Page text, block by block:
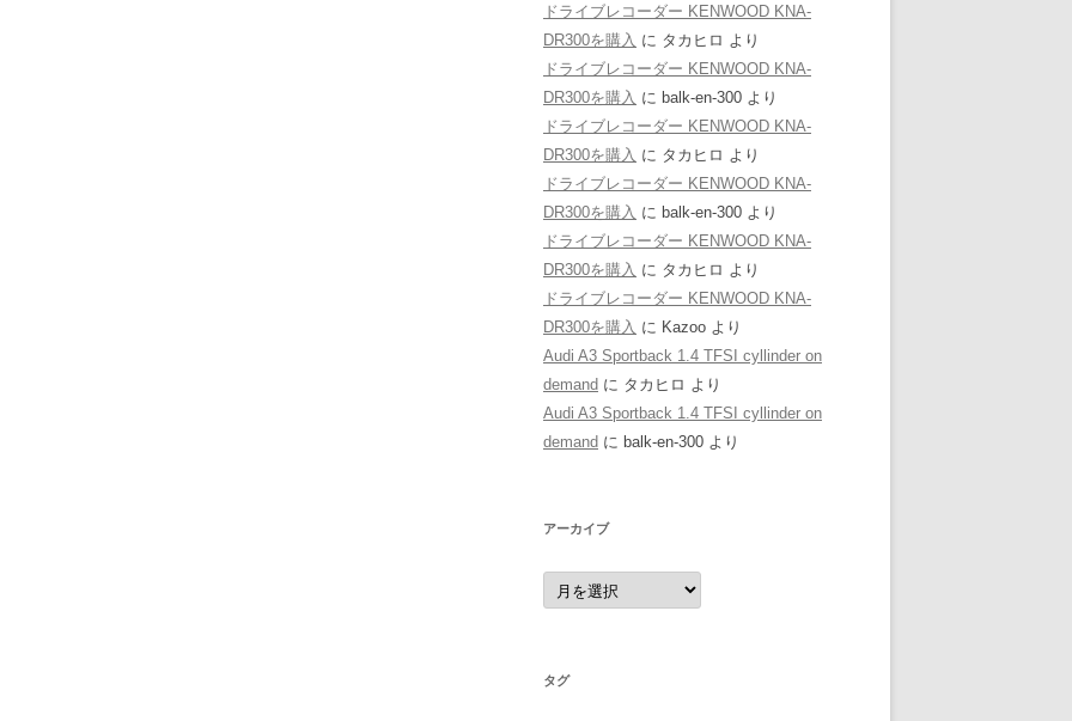
ドライブレコーダー KENWOOD KNA-
DR300を購入 に タカヒロ より
ドライブレコーダー KENWOOD KNA-
DR300を購入 に balk-en-300 より
ドライブレコーダー KENWOOD KNA-
DR300を購入 に タカヒロ より
ドライブレコーダー KENWOOD KNA-
DR300を購入 に balk-en-300 より
ドライブレコーダー KENWOOD KNA-
DR300を購入 に タカヒロ より
ドライブレコーダー KENWOOD KNA-
DR300を購入 に Kazoo より
Audi A3 Sportback 1.4 TFSI cyllinder on
demand に タカヒロ より
Audi A3 Sportback 1.4 TFSI cyllinder on
demand に balk-en-300 より
アーカイブ
ア
ー
カ
タグ